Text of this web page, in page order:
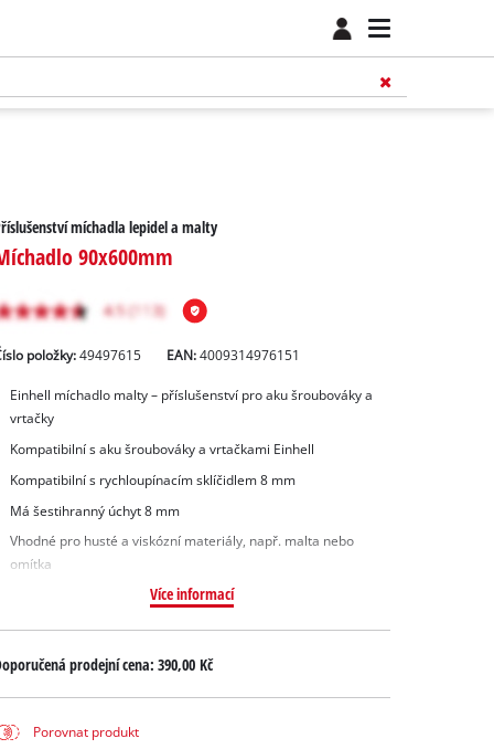
míchadla lepidel a malty
90x600mm
položky: 49497615 EAN:4009314976151
Einhell míchadlo malty – příslušenství pro aku šroubováky a
vrtačky
Kompatibilní s aku šroubováky a vrtačkami Einhell
Kompatibilní s rychloupínacím sklíčidlem 8 mm
Má šestihranný úchyt 8 mm
Vhodné pro husté a viskózní materiály, např. malta nebo
omítka
Více informací
prodejní cena: 390,00 Kč
Porovnat produkt